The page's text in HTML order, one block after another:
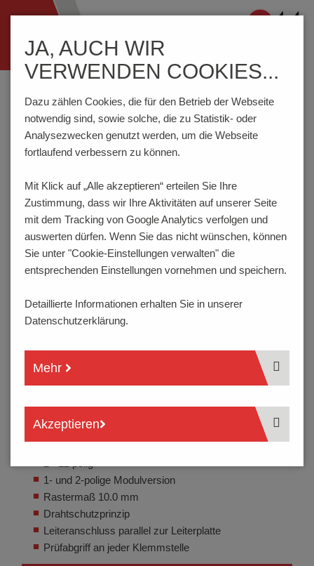
ein-/ausblenden
Home Komponenten
Anschlusstechnik
AK500/..DS-10.0-V-GRAU
AK500/..DS-10.0-V-GRAU
1- und 2-polige Modulversion
Rastermaß 10.0 mm
Drahtschutzprinzip
Leiteranschluss parallel zur Leiterplatte
Prüfabgriff an jeder Klemmstelle
JA, AUCH WIR
VERWENDEN COOKIES...
Dazu zählen Cookies, die für den Betrieb der Webseite
notwendig sind, sowie solche, die zu Statistik- oder
Analysezwecken genutzt werden, um die Webseite
fortlaufend verbessern zu können.
Mit Klick auf „Alle akzeptieren“ erteilen Sie Ihre
Zustimmung, dass wir Ihre Aktivitäten auf unserer Seite
mit dem Tracking von Google Analytics verfolgen und
auswerten dürfen. Wenn Sie das nicht wünschen, können
Sie unter "Cookie-Einstellungen verwalten" die
entsprechenden Einstellungen vornehmen und speichern.
Detaillierte Informationen erhalten Sie in unserer
Datenschutzerklärung.
Mehr
Akzeptieren